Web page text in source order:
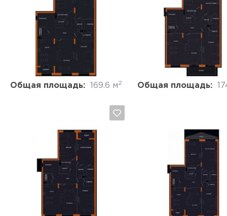
Общая площадь: 169.6 м2
Да, удалить Отмена
Общая площадь:
Да, удалить Отмена
Да, удалить Отмена Да, удалить Отмена